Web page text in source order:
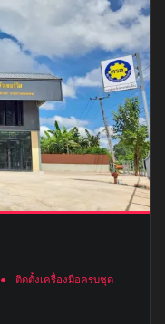
ติดตั้งเครื่องมือครบชุด